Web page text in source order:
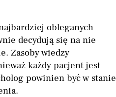
obleganych
decydują się na nie
Zasoby wiedzy
każdy pacjent jest
powinien być w stanie